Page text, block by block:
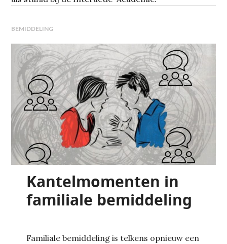
BEMIDDELING
Kantelmomenten in
familiale bemiddeling
Familiale bemiddeling is telkens opnieuw een